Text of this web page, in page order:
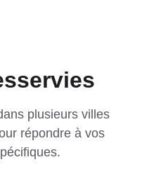
plusieurs villes
répondre à vos